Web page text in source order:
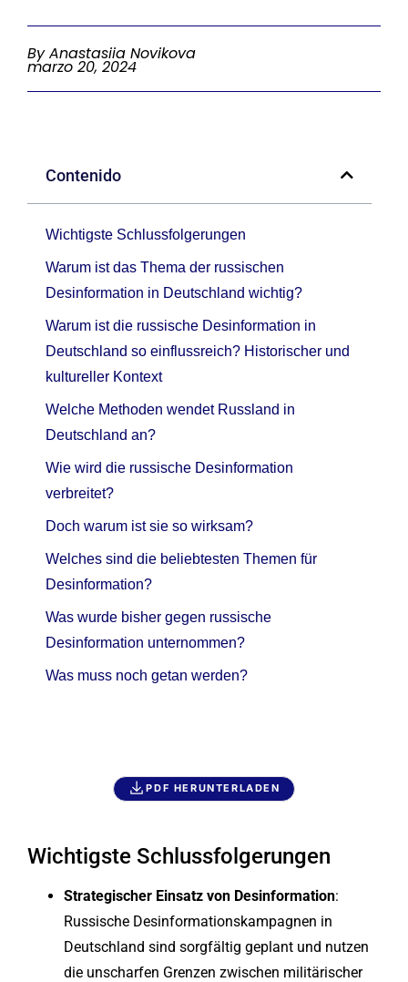
By Anastasiia Novikova
marzo 20, 2024
Contenido
Wichtigste Schlussfolgerungen
Warum ist das Thema der russischen
Desinformation in Deutschland wichtig?
Warum ist die russische Desinformation in
Deutschland so einflussreich? Historischer und
kultureller Kontext
Welche Methoden wendet Russland in
Deutschland an?
Wie wird die russische Desinformation
verbreitet?
Doch warum ist sie so wirksam?
Welches sind die beliebtesten Themen für
Desinformation?
Was wurde bisher gegen russische
Desinformation unternommen?
Was muss noch getan werden?
PDF HERUNTERLADEN
Wichtigste Schlussfolgerungen
Strategischer Einsatz von Desinformation:
Russische Desinformationskampagnen in
Deutschland sind sorgfältig geplant und nutzen
die unscharfen Grenzen zwischen militärischer